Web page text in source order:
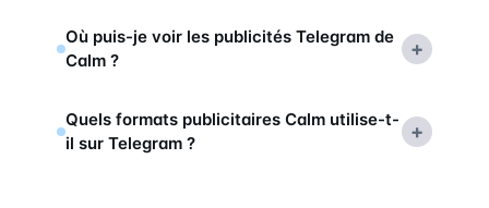
Où puis-je voir les publicités Telegram de
Calm ?
+
Quels formats publicitaires Calm utilise-t-
il sur Telegram ?
+